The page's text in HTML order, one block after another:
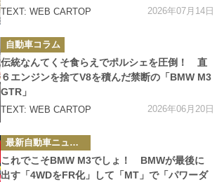
TEXT: WEB CARTOP 2026年07月14日
カ
テ
ゴ
リ
ー
自動車コラム
伝統なんてくそ食らえでポルシェを圧倒！ 直
６エンジンを捨てV8を積んだ禁断の「BMW M3
GTR」
TEXT: WEB CARTOP 2026年06月20日
カ
テ
ゴ
リ
ー
最新自動車ニュース
これでこそBMW M3でしょ！ BMWが最後に
出す「4WDをFR化」して「MT」で「パワーダ